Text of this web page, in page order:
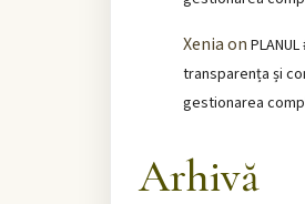
Xeniaon
transparența și
gestionarea
Arhivă